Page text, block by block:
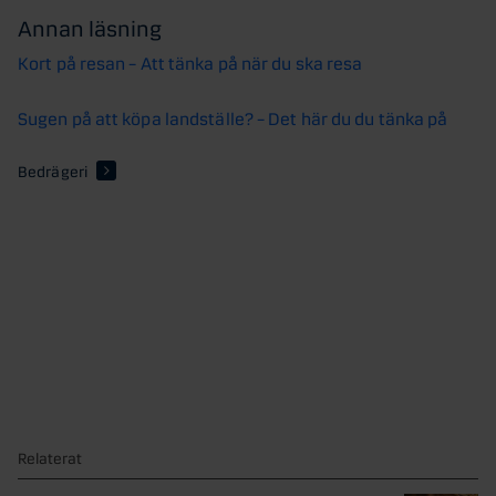
Annan läsning
Kort på resan – Att tänka på när du ska resa
Sugen på att köpa landställe? – Det här du du tänka på
Bedrägeri
Relaterat